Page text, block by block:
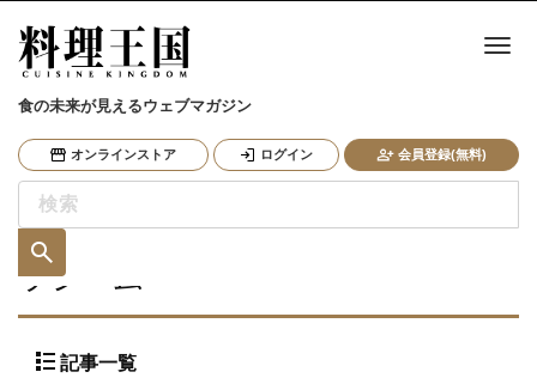
食の未来が見えるウェブマガジン
オンラインストア ログイン 会員登録(無料)
ナ
ラシーム
記事一覧